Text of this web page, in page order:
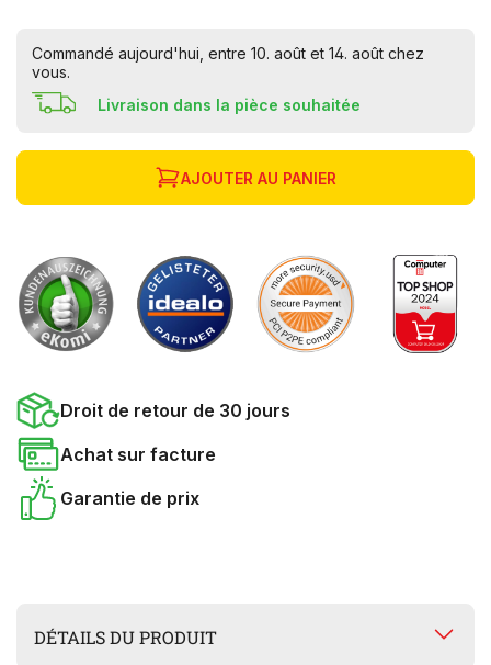
Commandé aujourd'hui, entre 10. août et 14. août chez
vous.
Livraison dans la pièce souhaitée
AJOUTER AU PANIER
Droit de retour de 30 jours
Achat sur facture
Garantie de prix
DÉTAILS DU PRODUIT